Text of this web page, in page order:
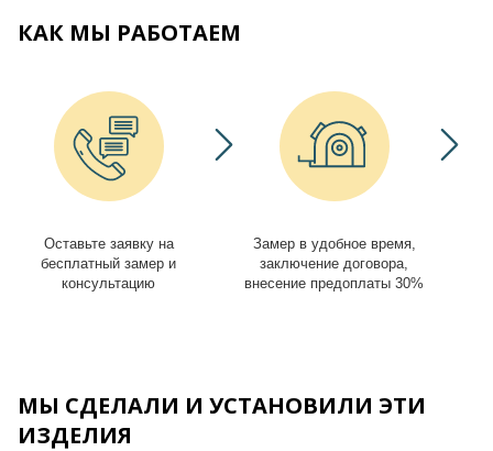
КАК МЫ РАБОТАЕМ
Оставьте заявку на
бесплатный замер и
консультацию
Замер в удобное время,
заключение договора,
внесение предоплаты 30%
МЫ СДЕЛАЛИ И УСТАНОВИЛИ ЭТИ
ИЗДЕЛИЯ